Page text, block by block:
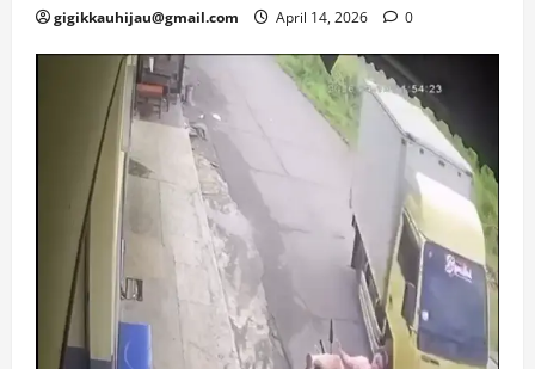
gigikkauhijau@gmail.com April 14, 2026 0